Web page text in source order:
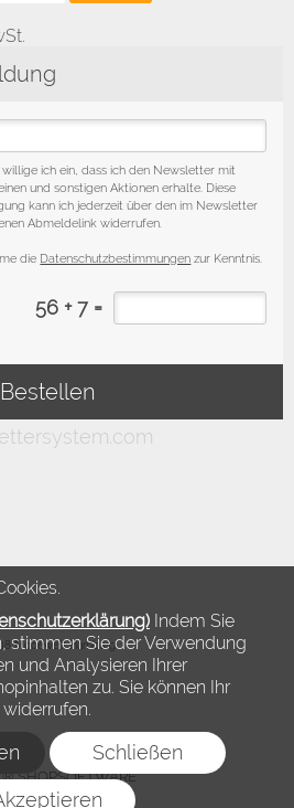
Indem Sie
stimmen Sie der Verwendung
und Analysieren Ihrer
zu. Sie können Ihr
Schließen
Modewelt Hamburg
SHOPSOFTWARE